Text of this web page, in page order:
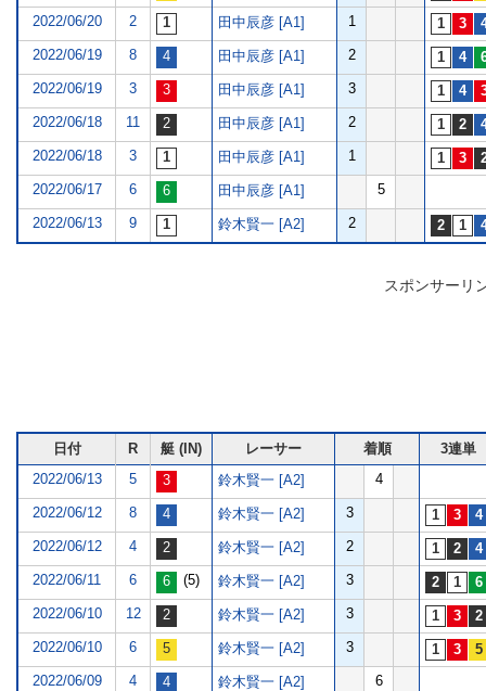
2022/06/20 2 田中辰彦 [A1] 1
2022/06/19 8 田中辰彦 [A1] 2
2022/06/19 3 田中辰彦 [A1] 3
2022/06/18 11 田中辰彦 [A1] 2
2022/06/18 3 田中辰彦 [A1] 1
2022/06/17 6 田中辰彦 [A1] 5
2022/06/13 9 鈴木賢一 [A2] 2
スポンサーリ
日付 R 艇 (IN) レーサー 着順
3連単
2022/06/13
5 鈴木賢一 [A2] 4
2022/06/12 8 鈴木賢一 [A2] 3
2022/06/12 4 鈴木賢一 [A2] 2
2022/06/11 6 (5) 鈴木賢一 [A2] 3
2022/06/10 12 鈴木賢一 [A2] 3
2022/06/10 6 鈴木賢一 [A2] 3
2022/06/09 4 鈴木賢一 [A2] 6